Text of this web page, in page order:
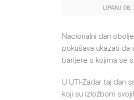
LIPANJ 08,
Nacionalni dan
pokušava ukazati
barijere s kojima se
U UTI-Zadar taj dan
koji su izložbom